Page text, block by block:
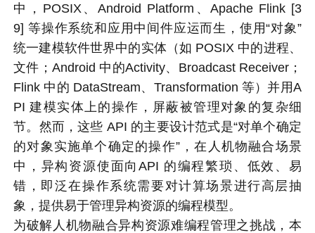
中，POSIX、Android Platform、Apache Flink [3
9] 等操作系统和应用中间件应运而生，使用“对象”
统一建模软件世界中的实体（如 POSIX 中的进程、
文件；Android 中的Activity、Broadcast Receiver；
Flink 中的 DataStream、Transformation 等）并用A
PI 建模实体上的操作，屏蔽被管理对象的复杂细
节。然而，这些 API 的主要设计范式是“对单个确定
的对象实施单个确定的操作”，在人机物融合场景
中，异构资源使面向API 的编程繁琐、低效、易
错，即泛在操作系统需要对计算场景进行高层抽
象，提供易于管理异构资源的编程模型。
为破解人机物融合异构资源难编程管理之挑战，本